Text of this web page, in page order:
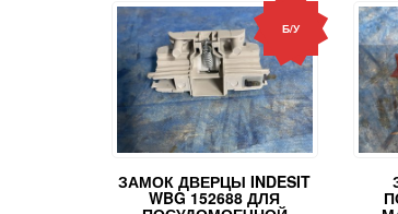
Б/У
ЗАМОК ДВЕРЦЫ INDESIT
WBG 152688 ДЛЯ